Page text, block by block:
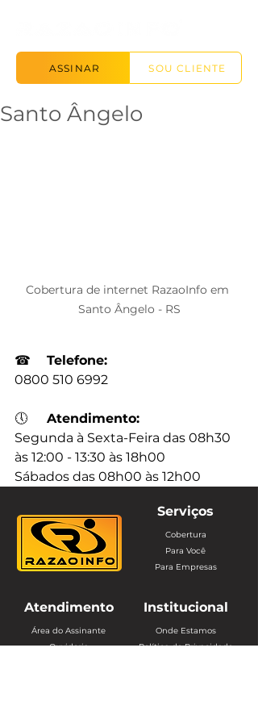
SOU CLIENTE
ASSINAR
Santo Ângelo
Cobertura de internet RazaoInfo em
Santo Ângelo - RS
☎
Telefone:
0800 510 6992
🕔
Atendimento:
Segunda à Sexta-Feira das 08h30
às 12:00 - 13:30 às 18h00
Sábados das 08h00 às 12h00
Serviços
Cobertura
Para Você
Para Empresas
Atendimento
Área do Assinante
Ouvidoria
Institucional
Onde Estamos
Política de Privacidade